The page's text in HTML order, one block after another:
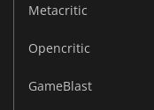
Metacritic
Opencritic
GameBlast